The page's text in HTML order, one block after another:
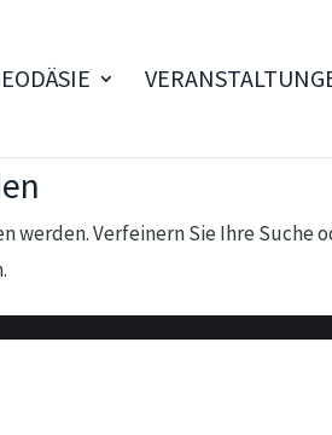
werden. Verfeinern Sie Ihre Suche